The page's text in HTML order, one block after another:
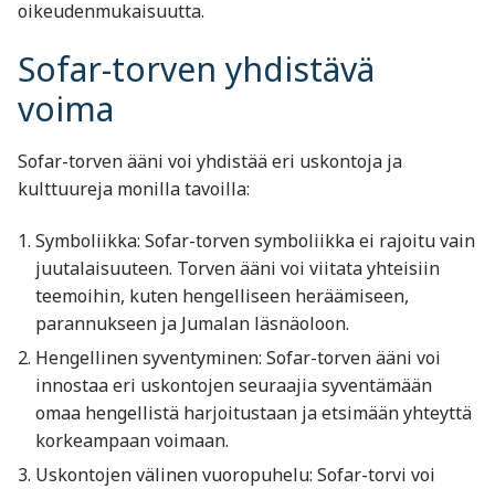
oikeudenmukaisuutta.
Sofar-torven yhdistävä
voima
Sofar-torven ääni voi yhdistää eri uskontoja ja
kulttuureja monilla tavoilla:
Symboliikka: Sofar-torven symboliikka ei rajoitu vain
juutalaisuuteen. Torven ääni voi viitata yhteisiin
teemoihin, kuten hengelliseen heräämiseen,
parannukseen ja Jumalan läsnäoloon.
Hengellinen syventyminen: Sofar-torven ääni voi
innostaa eri uskontojen seuraajia syventämään
omaa hengellistä harjoitustaan ja etsimään yhteyttä
korkeampaan voimaan.
Uskontojen välinen vuoropuhelu: Sofar-torvi voi